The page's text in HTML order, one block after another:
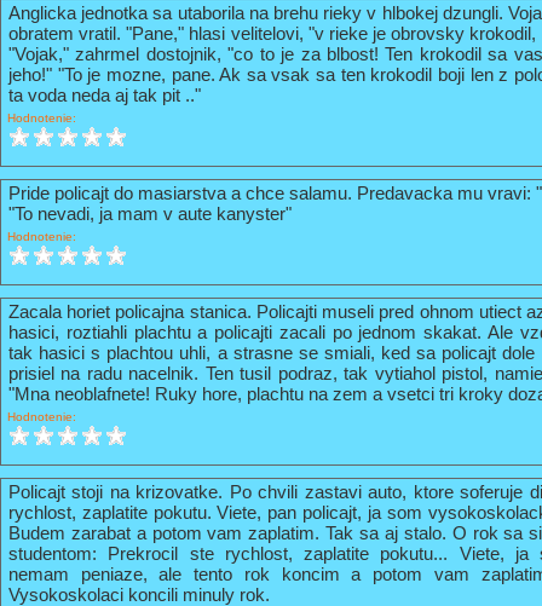
Anglicka jednotka sa utaborila na brehu rieky v hlbokej dzungli.
obratem vratil. "Pane," hlasi velitelovi, "v rieke je obrovsky
"Vojak," zahrmel dostojnik, "co to je za blbost! Ten krokodil sa
jeho!" "To je mozne, pane. Ak sa vsak sa ten krokodil boji len z
ta voda neda aj tak pit .."
Hodnotenie:
Pride policajt do masiarstva a chce salamu. Predavacka mu vravi:
"To nevadi, ja mam v aute kanyster"
Hodnotenie:
Zacala horiet policajna stanica. Policajti museli pred ohnom utiect
hasici, roztiahli plachtu a policajti zacali po jednom skakat. Ale
tak hasici s plachtou uhli, a strasne se smiali, ked sa policajt
prisiel na radu nacelnik. Ten tusil podraz, tak vytiahol pistol,
"Mna neoblafnete! Ruky hore, plachtu na zem a vsetci tri kroky
Hodnotenie:
Policajt stoji na krizovatke. Po chvili zastavi auto, ktore soferuje
rychlost, zaplatite pokutu. Viete, pan policajt, ja som
Budem zarabat a potom vam zaplatim. Tak sa aj stalo. O rok sa
studentom: Prekrocil ste rychlost, zaplatite pokutu... Viete,
nemam peniaze, ale tento rok koncim a potom vam
Vysokoskolaci koncili minuly rok.